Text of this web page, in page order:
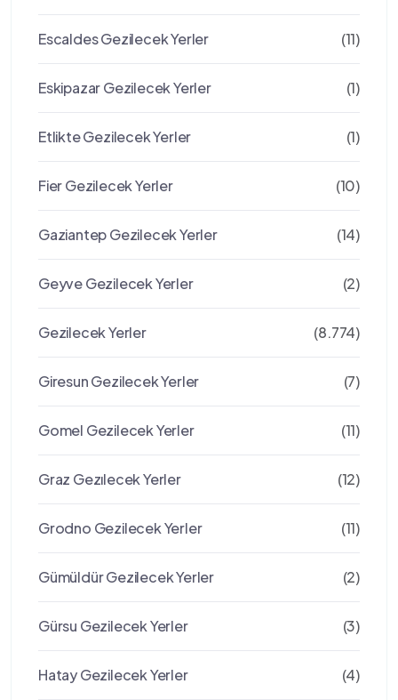
Escaldes Gezilecek Yerler (11)
Eskipazar Gezilecek Yerler (1)
Etlikte Gezilecek Yerler (1)
Fier Gezilecek Yerler (10)
Gaziantep Gezilecek Yerler (14)
Geyve Gezilecek Yerler (2)
Gezilecek Yerler (8.774)
Giresun Gezilecek Yerler (7)
Gomel Gezilecek Yerler (11)
Graz Gezılecek Yerler (12)
Grodno Gezilecek Yerler (11)
Gümüldür Gezilecek Yerler (2)
Gürsu Gezilecek Yerler (3)
Hatay Gezilecek Yerler (4)